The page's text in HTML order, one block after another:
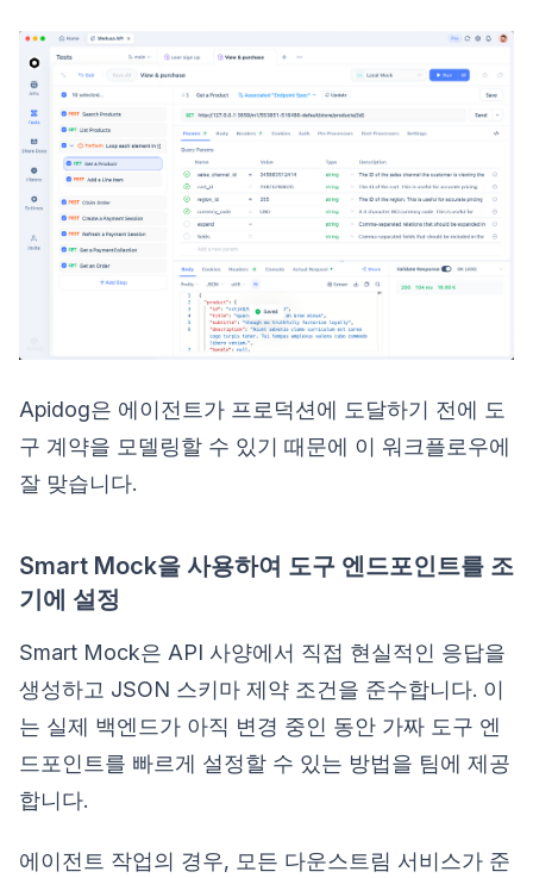
Apidog은 에이전트가 프로덕션에 도달하기 전에 도
구 계약을 모델링할 수 있기 때문에 이 워크플로우에
잘 맞습니다.
Smart Mock을 사용하여 도구 엔드포인트를 조
기에 설정
Smart Mock은 API 사양에서 직접 현실적인 응답을
생성하고 JSON 스키마 제약 조건을 준수합니다. 이
는 실제 백엔드가 아직 변경 중인 동안 가짜 도구 엔
드포인트를 빠르게 설정할 수 있는 방법을 팀에 제공
합니다.
에이전트 작업의 경우, 모든 다운스트림 서비스가 준